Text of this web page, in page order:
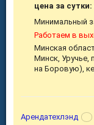
цена за сутки:
Минимальный
Работаем в
Минская
Минск, Уручье,
на Боровую),
Арендатехлэнд